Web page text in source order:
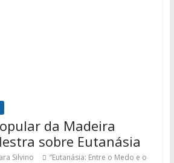
da Madeira
sobre Eutanásia
Silvino
”Eutanásia: Entre o Medo e o